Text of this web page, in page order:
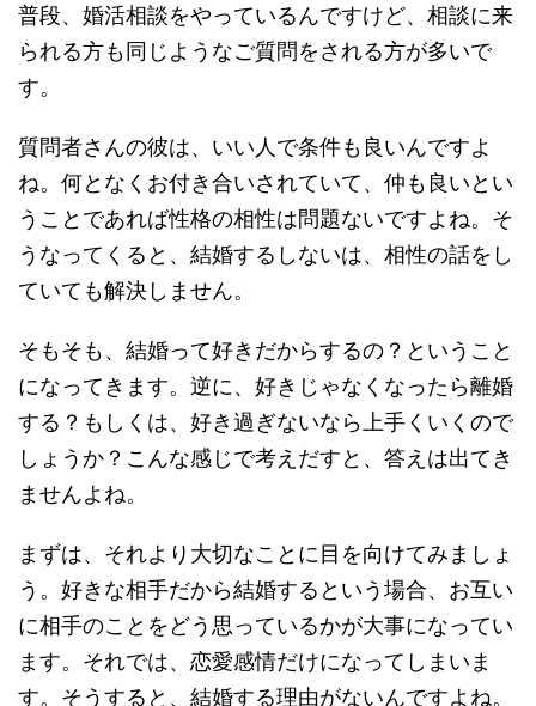
普段、婚活相談をやっているんですけど、相談に来
られる方も同じようなご質問をされる方が多いで
す。
質問者さんの彼は、いい人で条件も良いんですよ
ね。何となくお付き合いされていて、仲も良いとい
うことであれば性格の相性は問題ないですよね。そ
うなってくると、結婚するしないは、相性の話をし
ていても解決しません。
そもそも、結婚って好きだからするの？ということ
になってきます。逆に、好きじゃなくなったら離婚
する？もしくは、好き過ぎないなら上手くいくので
しょうか？こんな感じで考えだすと、答えは出てき
ませんよね。
まずは、それより大切なことに目を向けてみましょ
う。好きな相手だから結婚するという場合、お互い
に相手のことをどう思っているかが大事になってい
ます。それでは、恋愛感情だけになってしまいま
す。そうすると、結婚する理由がないんですよね。